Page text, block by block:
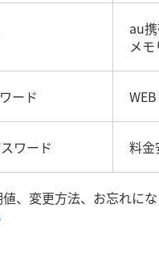
au
メモ
ード
ワード 料金
、変更方法、お忘れに